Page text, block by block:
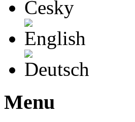
Menu